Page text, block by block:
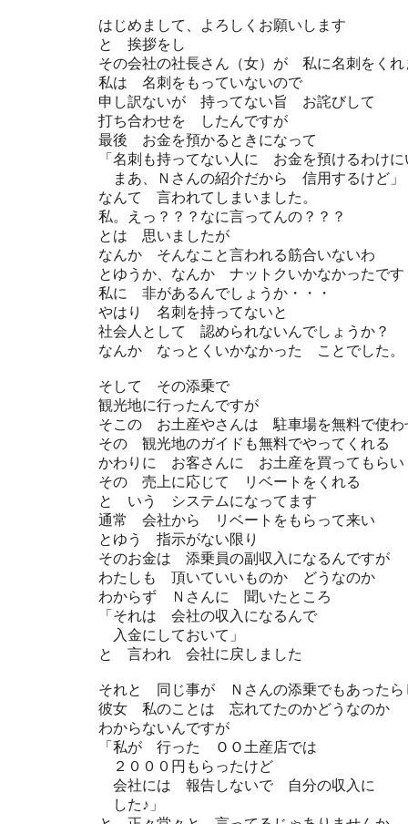
はじめまして、よろしくお願いします
と 挨拶をし
その会社の社長さん（女）が 私に名刺をくれ
私は 名刺をもっていないので
申し訳ないが 持ってない旨 お詫びして
打ち合わせを したんですが
最後 お金を預かるときになって
「名刺も持ってない人に お金を預けるわけに
まあ、Ｎさんの紹介だから 信用するけど」
なんて 言われてしまいました。
私。えっ？？？なに言ってんの？？？
とは 思いましたが
なんか そんなこと言われる筋合いないわ
とゆうか、なんか ナットクいかなかったです
私に 非があるんでしょうか・・・
やはり 名刺を持ってないと
社会人として 認められないんでしょうか？
なんか なっとくいかなかった ことでした。
そして その添乗で
観光地に行ったんですが
そこの お土産やさんは 駐車場を無料で使わ
その 観光地のガイドも無料でやってくれる
かわりに お客さんに お土産を買ってもらい
その 売上に応じて リベートをくれる
と いう システムになってます
通常 会社から リベートをもらって来い
とゆう 指示がない限り
そのお金は 添乗員の副収入になるんですが
わたしも 頂いていいものか どうなのか
わからず Ｎさんに 聞いたところ
「それは 会社の収入になるんで
入金にしておいて」
と 言われ 会社に戻しました
それと 同じ事が Ｎさんの添乗でもあったら
彼女 私のことは 忘れてたのかどうなのか
わからないんですが
「私が 行った ＯＯ土産店では
２０００円もらったけど
会社には 報告しないで 自分の収入に
した♪」